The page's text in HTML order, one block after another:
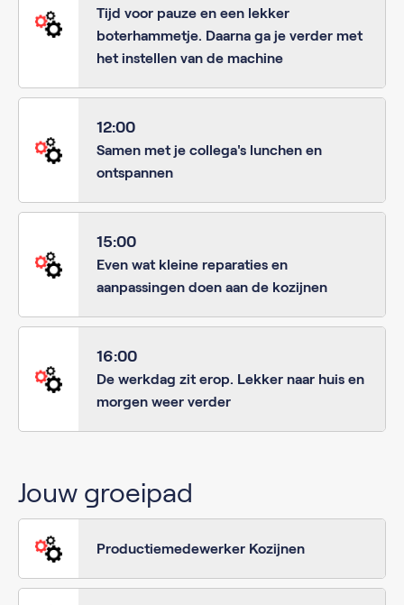
Tijd voor pauze en een lekker
boterhammetje. Daarna ga je verder met
het instellen van de machine
12:00
Samen met je collega's lunchen en
ontspannen
15:00
Even wat kleine reparaties en
aanpassingen doen aan de kozijnen
16:00
De werkdag zit erop. Lekker naar huis en
morgen weer verder
Jouw groeipad
Productiemedewerker Kozijnen